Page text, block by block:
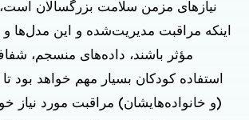
نیازهای مزمن سلامت بزرگسالان
اینکه مراقبت مدیریت‌شده و این مدل‌ها
مؤثر باشند، داده‌های منسجم،
استفاده کودکان بسیار مهم خواهد بود تا
(و خانواده‌هایشان) مراقبت مورد نیاز